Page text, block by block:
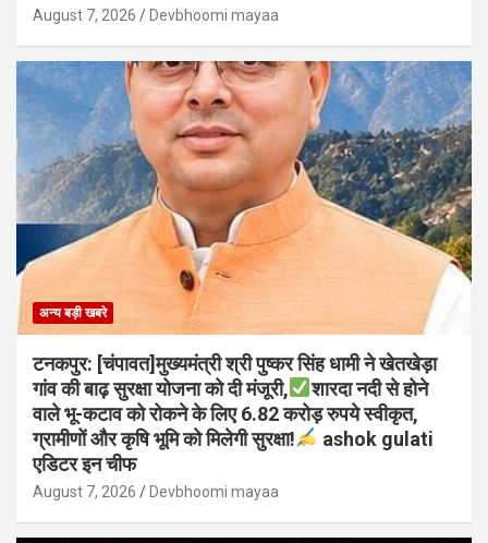
August 7, 2026 Devbhoomi mayaa
अन्य बड़ी खबरे
टनकपुर: [चंपावत]मुख्यमंत्री श्री पुष्कर सिंह धामी ने खेतखेड़ा
गांव की बाढ़ सुरक्षा योजना को दी मंजूरी,
शारदा नदी से होने
वाले भू-कटाव को रोकने के लिए 6.82 करोड़ रुपये स्वीकृत,
ग्रामीणों और कृषि भूमि को मिलेगी सुरक्षा!
ashok gulati
एडिटर इन चीफ
August 7, 2026 Devbhoomi mayaa